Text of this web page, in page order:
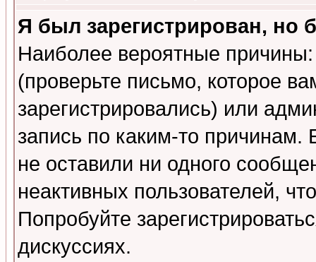
Я был зарегистрирован, но
Наиболее вероятные
(проверьте письмо, которое
зарегистрировались) или
запись по каким-то
не оставили ни одного
неактивных пользователей,
Попробуйте
дискуссиях.